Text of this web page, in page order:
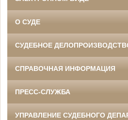
О СУДЕ
СУДЕБНОЕ
СПРАВОЧНАЯ ИНФОРМАЦИЯ
ПРЕСС-СЛУЖБА
УПРАВЛЕНИЕ СУДЕБНОГО